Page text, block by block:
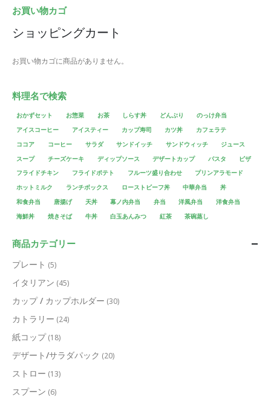
お買い物カゴ
ショッピングカート
お買い物カゴに商品がありません。
料理名で検索
おかずセット お惣菜 お茶 しらす丼 どんぶり
のっけ弁当
アイスコーヒー
アイスティー カップ寿司 カツ丼
カフェラテ
ココア
コーヒー サラダ サンドイッチ サンドウィッチ
ジュース
スープ
チーズケーキ ディップソース デザートカップ パスタ
ピザ
フライドチキン
フライドポテト フルーツ盛り合わせ
プリンアラモード
ホットミルク
ランチボックス ローストビーフ丼 中華弁当
丼
和食弁当
唐揚げ 天丼 幕ノ内弁当 弁当 洋風弁当
洋食弁当
海鮮丼
焼きそば 牛丼 白玉あんみつ 紅茶 茶碗蒸し
商品カテゴリー
プレート (5)
イタリアン (45)
カップ / カップホルダー (30)
カトラリー (24)
紙コップ (18)
デザート/サラダパック (20)
ストロー (13)
スプーン (6)